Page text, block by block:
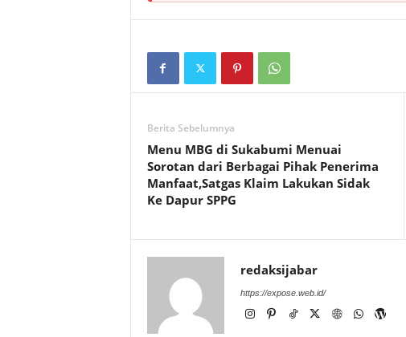
Berita Sebelumnya
Menu MBG di Sukabumi Menuai
Sorotan dari Berbagai Pihak Penerima
Manfaat,Satgas Klaim Lakukan Sidak
Ke Dapur SPPG
redaksijabar
https://expose.web.id/